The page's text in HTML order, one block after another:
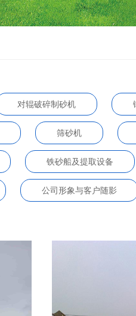
对辊破碎制砂机
筛砂机
铁砂船及提取设备
公司形象与客户随影